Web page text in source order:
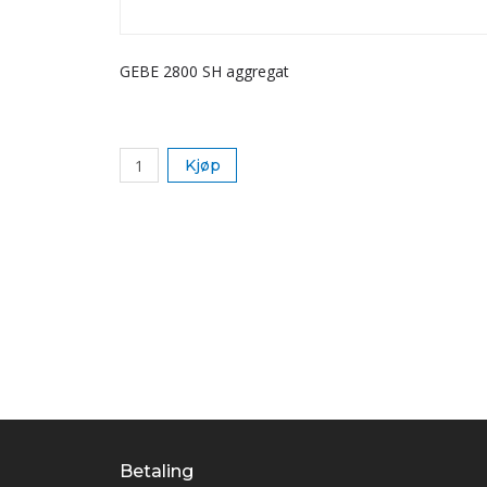
GEBE 2800 SH aggregat
Kjøp
Betaling